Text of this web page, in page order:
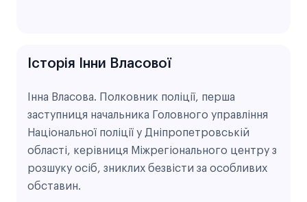
Історія Інни Власової
Інна Власова. Полковник поліції, перша
заступниця начальника Головного управління
Національної поліції у Дніпропетровській
області, керівниця Міжрегіонального центру з
розшуку осіб, зниклих безвісти за особливих
обставин.